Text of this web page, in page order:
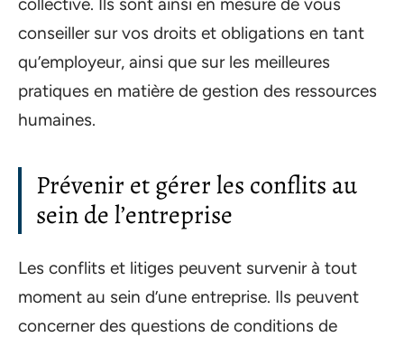
conseiller sur vos droits et obligations en tant
qu’employeur, ainsi que sur les meilleures
pratiques en matière de gestion des ressources
humaines.
Prévenir et gérer les conflits au
sein de l’entreprise
Les conflits et litiges peuvent survenir à tout
moment au sein d’une entreprise. Ils peuvent
concerner des questions de conditions de